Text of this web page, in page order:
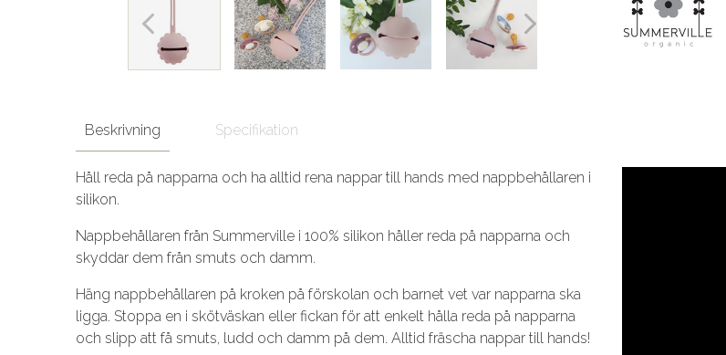
Beskrivning Specifikation
Håll reda på napparna och ha alltid rena nappar till hands med nappbehållaren i
silikon.
Nappbehållaren från Summerville i 100% silikon håller reda på napparna och
skyddar dem från smuts och damm.
Häng nappbehållaren på kroken på förskolan och barnet vet var napparna ska
ligga. Stoppa en i skötväskan eller fickan för att enkelt hålla reda på napparna
och slipp att få smuts, ludd och damm på dem. Alltid fräscha nappar till hands!